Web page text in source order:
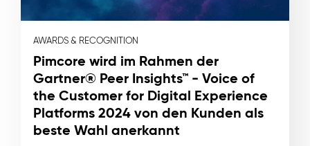
AWARDS & RECOGNITION
Pimcore wird im Rahmen der
Gartner® Peer Insights™ - Voice of
the Customer for Digital Experience
Platforms 2024 von den Kunden als
beste Wahl anerkannt